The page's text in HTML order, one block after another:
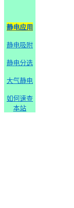
静电应用
静电吸附
静电分选
大气静电
如何速查
本站